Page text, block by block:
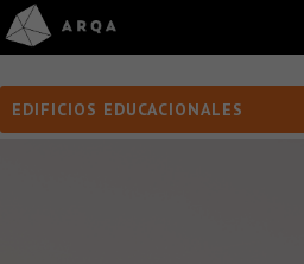
EDIFICIOS EDUCACIONALES